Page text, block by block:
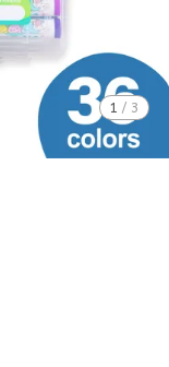
1 / 3